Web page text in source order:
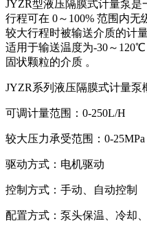
JYZR型液压隔膜式计量泵
行程可在 0～100% 范围内
较大行程时被输送介质的计
适用于输送温度为-30～120℃
固状颗粒的介质 。
JYZR系列液压隔膜式计量泵
可调计量范围：0-250L/H
较大压力承受范围：0-25MPa
驱动方式：电机驱动
控制方式：手动、自动控制
配置方式：泵头保温、冷却